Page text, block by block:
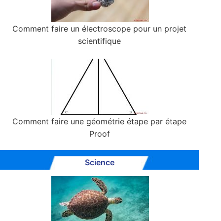
Comment faire un électroscope pour un projet
scientifique
Comment faire une géométrie étape par étape
Proof
Science